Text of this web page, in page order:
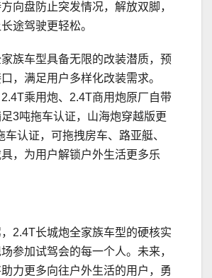
向盘防止突发情况，解放双脚，
途驾驶更轻松。
族车型具备无限的改装潜质，预
，满足用户多样化改装需求。
乘用炮、2.4T商用炮原厂自带
3吨拖车认证，山海炮穿越版更
车认证，可拖拽房车、路亚艇、
，为用户解锁户外生活更多乐
2.4T长城炮全家族车型的硬核实
参加试驾会的每一个人。未来，
力更多向往户外生活的用户，勇